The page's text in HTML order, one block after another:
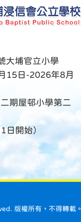
大埔官立小學
15日-2026年8月
期屋邨小學第二
日開始）
版權所有，不得轉載。